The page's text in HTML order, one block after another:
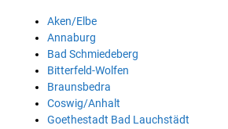
Aken/Elbe
Annaburg
Bad Schmiedeberg
Bitterfeld-Wolfen
Braunsbedra
Coswig/Anhalt
Goethestadt Bad Lauchstädt